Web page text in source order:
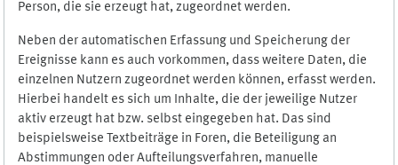
Person, die sie erzeugt hat, zugeordnet werden.
Neben der automatischen Erfassung und Speicherung der
Ereignisse kann es auch vorkommen, dass weitere Daten, die
einzelnen Nutzern zugeordnet werden können, erfasst werden.
Hierbei handelt es sich um Inhalte, die der jeweilige Nutzer
aktiv erzeugt hat bzw. selbst eingegeben hat. Das sind
beispielsweise Textbeiträge in Foren, die Beteiligung an
Abstimmungen oder Aufteilungsverfahren, manuelle